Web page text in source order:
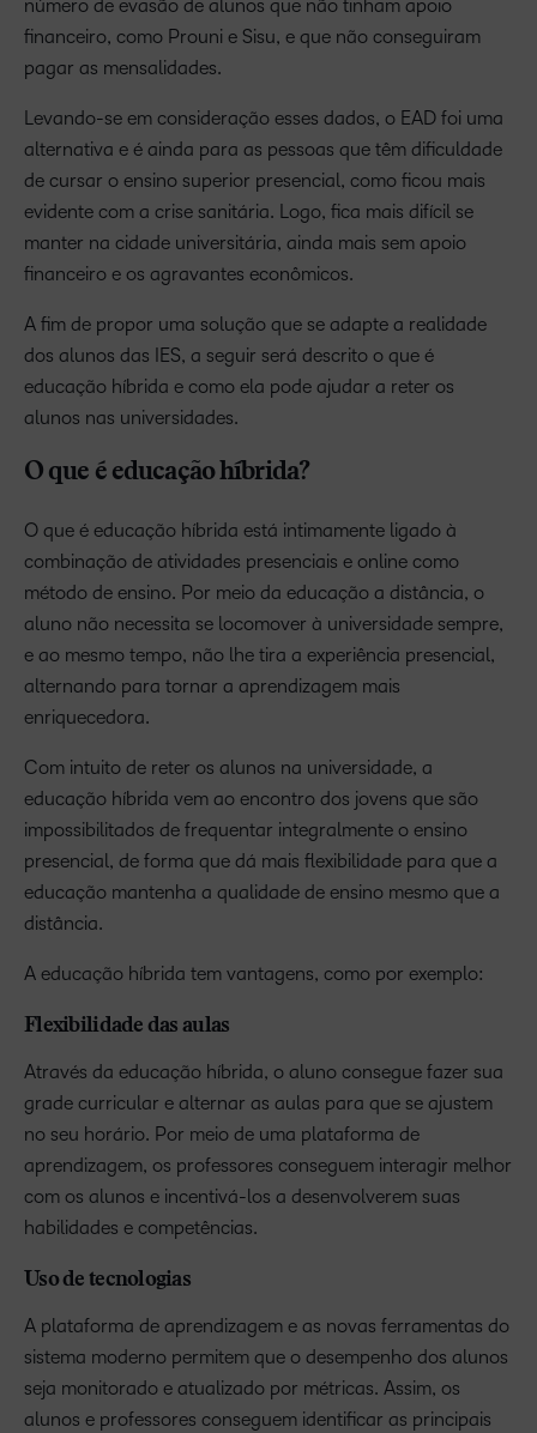
número de evasão de alunos que não tinham apoio
financeiro, como Prouni e Sisu, e que não conseguiram
pagar as mensalidades.
Levando-se em consideração esses dados, o EAD foi uma
alternativa e é ainda para as pessoas que têm dificuldade
de cursar o ensino superior presencial, como ficou mais
evidente com a crise sanitária. Logo, fica mais difícil se
manter na cidade universitária, ainda mais sem apoio
financeiro e os agravantes econômicos.
A fim de propor uma solução que se adapte a realidade
dos alunos das IES, a seguir será descrito o que é
educação híbrida e como ela pode ajudar a reter os
alunos nas universidades.
O que é educação híbrida?
O que é educação híbrida está intimamente ligado à
combinação de atividades presenciais e online como
método de ensino. Por meio da educação a distância, o
aluno não necessita se locomover à universidade sempre,
e ao mesmo tempo, não lhe tira a experiência presencial,
alternando para tornar a aprendizagem mais
enriquecedora.
Com intuito de reter os alunos na universidade, a
educação híbrida vem ao encontro dos jovens que são
impossibilitados de frequentar integralmente o ensino
presencial, de forma que dá mais flexibilidade para que a
educação mantenha a qualidade de ensino mesmo que a
distância.
A educação híbrida tem vantagens, como por exemplo:
Flexibilidade das aulas
Através da educação híbrida, o aluno consegue fazer sua
grade curricular e alternar as aulas para que se ajustem
no seu horário. Por meio de uma plataforma de
aprendizagem, os professores conseguem interagir melhor
com os alunos e incentivá-los a desenvolverem suas
habilidades e competências.
Uso de tecnologias
A plataforma de aprendizagem e as novas ferramentas do
sistema moderno permitem que o desempenho dos alunos
seja monitorado e atualizado por métricas. Assim, os
alunos e professores conseguem identificar as principais